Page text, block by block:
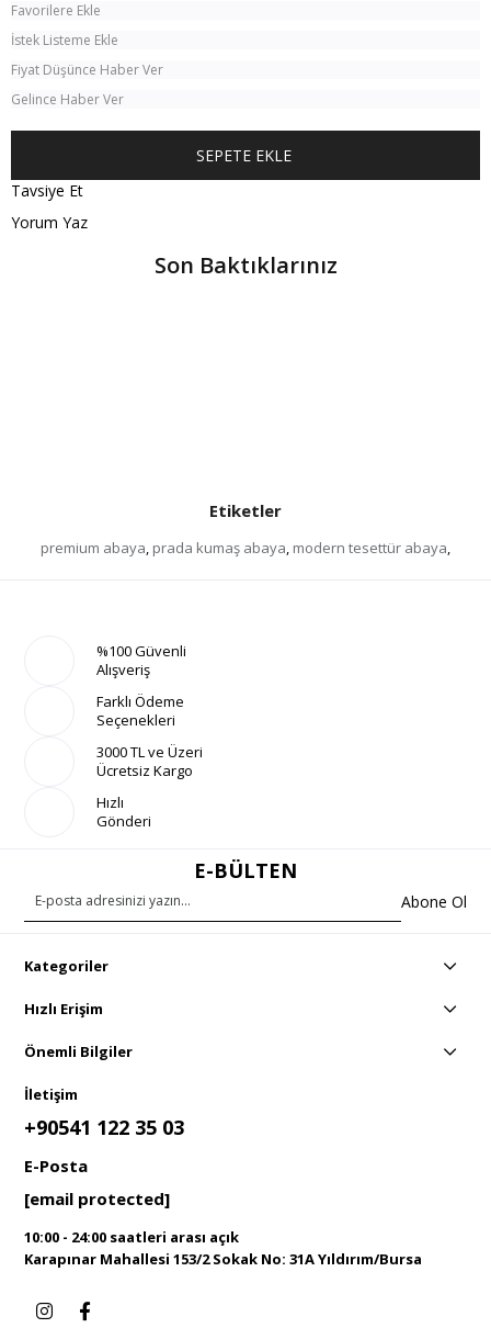
Favorilere Ekle
İstek Listeme Ekle
Fiyat Düşünce Haber Ver
Gelince Haber Ver
Tavsiye Et
Yorum Yaz
Son Baktıklarınız
Etiketler
premium abaya, prada kumaş abaya, modern tesettür abaya,
%100 Güvenli
Alışveriş
Farklı Ödeme
Seçenekleri
3000 TL ve Üzeri
Ücretsiz Kargo
Hızlı
Gönderi
E-BÜLTEN
Abone Ol
Kategoriler
Hızlı Erişim
Önemli Bilgiler
İletişim
+90541 122 35 03
E-Posta
[email protected]
10:00 - 24:00 saatleri arası açık
Karapınar Mahallesi 153/2 Sokak No: 31A Yıldırım/Bursa